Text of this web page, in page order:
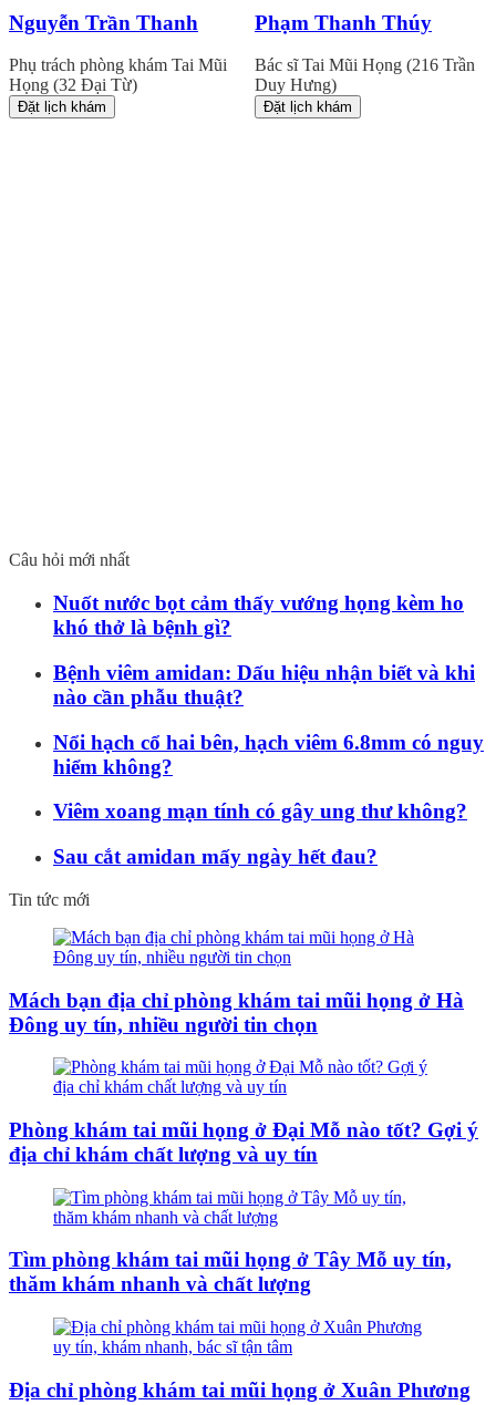
Nguyễn Trần Thanh
Phụ trách phòng khám Tai Mũi
Họng (32 Đại Từ)
Đặt lịch khám
Phạm Thanh Thúy
Bác sĩ Tai Mũi Họng (216 Trần
Duy Hưng)
Đặt lịch khám
Câu hỏi mới nhất
Nuốt nước bọt cảm thấy vướng họng kèm ho
khó thở là bệnh gì?
Bệnh viêm amidan: Dấu hiệu nhận biết và khi
nào cần phẫu thuật?
Nổi hạch cổ hai bên, hạch viêm 6.8mm có nguy
hiểm không?
Viêm xoang mạn tính có gây ung thư không?
Sau cắt amidan mấy ngày hết đau?
Tin tức mới
Mách bạn địa chỉ phòng khám tai mũi họng ở Hà
Đông uy tín, nhiều người tin chọn
Phòng khám tai mũi họng ở Đại Mỗ nào tốt? Gợi ý
địa chỉ khám chất lượng và uy tín
Tìm phòng khám tai mũi họng ở Tây Mỗ uy tín,
thăm khám nhanh và chất lượng
Địa chỉ phòng khám tai mũi họng ở Xuân Phương